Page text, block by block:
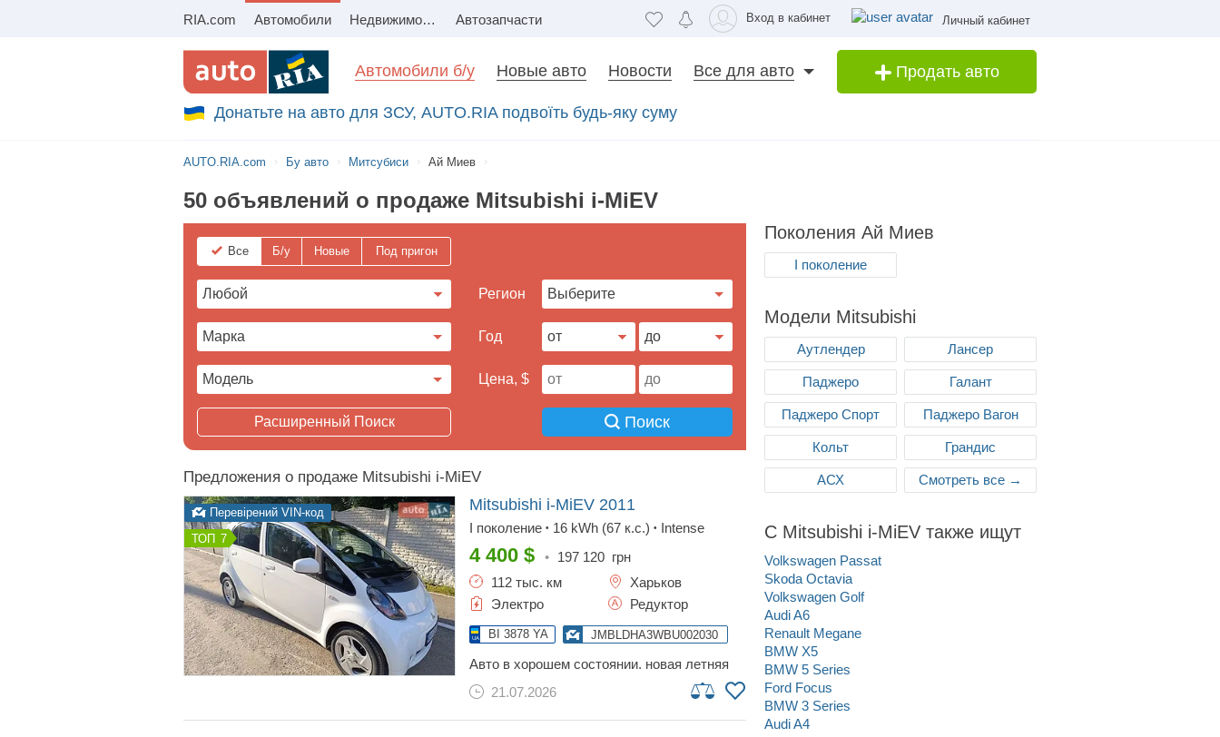
Вход в кабинет Личный кабинет
RIA.com Автомобили Недвижимость Автозапчасти
Збір на авто для ЗСУ Продать авто
Автомобили б/у Новые авто Новости Все для авто
Донатьте на авто для ЗСУ, AUTO.RIA подвоїть будь-яку суму
AUTO.RIA.com Бу авто Митсубиси Ай Миев
50 объявлений о продаже Mitsubishi i-MiEV
Все Б/у Новые Под пригон
Регион
Год
Цена, $
Расширенный Поиск Поиск
Предложения о продаже Mitsubishi i-MiEV
Перевірений VIN-код
7
Mitsubishi i-MiEV 2011
I поколение • 16 kWh (67 к.с.) • Intense
4 400 $ • 197 120 грн
112 тыс. км
Харьков
Электро
Редуктор
BI 3878 YA JMBLDHA3WBU002030
авто в хорошем состоянии. новая летняя
резина. также есть зимний комплект на
сезон два хватит. установлен дизельный
21.07.2026
Поколения Ай Миев
I поколение
Модели Mitsubishi
Аутлендер Лансер
Паджеро Галант
Паджеро Спорт Паджеро Вагон
Кольт Грандис
АСХ Смотреть все →
С Mitsubishi i-MiEV также ищут
Volkswagen Passat
Skoda Octavia
Volkswagen Golf
Audi A6
Renault Megane
BMW X5
BMW 5 Series
Ford Focus
BMW 3 Series
Audi A4